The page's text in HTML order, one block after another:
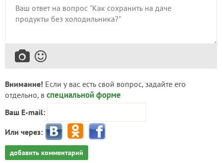
Внимание! Если у вас есть свой вопрос, задайте его
отдельно, в специальной форме
Ваш E-mail:
Или через:
добавить комментарий